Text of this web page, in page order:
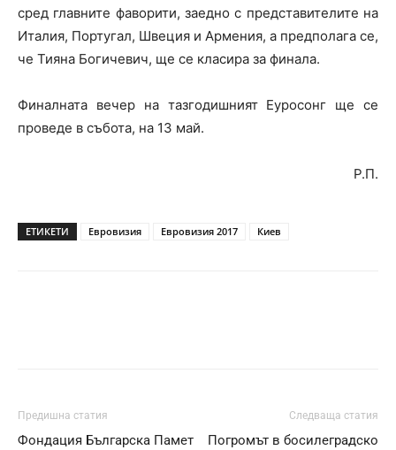
сред главните фаворити, заедно с представителите на
Италия, Португал, Швеция и Армения, а предполага се,
че Тияна Богичевич, ще се класира за финала.
Финалната вечер на тазгодишният Еуросонг ще се
проведе в събота, на 13 май.
Р.П.
ЕТИКЕТИ Евровизия Евровизия 2017 Киев
Предишна статия
Фондация Българска Памет
Следваща статия
Погромът в босилеградско